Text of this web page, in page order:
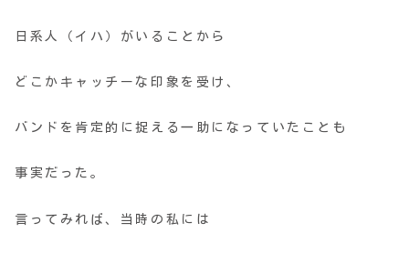
日系人（イハ）がいることから
どこかキャッチーな印象を受け、
バンドを肯定的に捉える一助になっていたことも
事実だった。
言ってみれば、当時の私には